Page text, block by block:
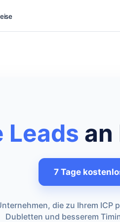
Leads an
7 Tage
die zu Ihrem
Dubletten und besserem